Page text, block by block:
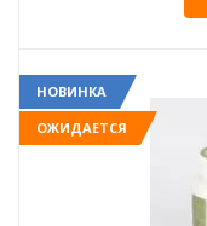
НОВИНКА
ОЖИДАЕТСЯ